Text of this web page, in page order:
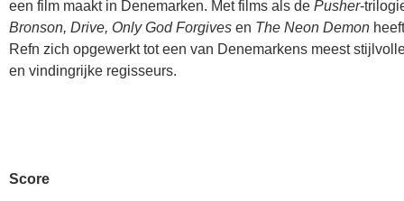
een film maakt in Denemarken. Met films als de Pusher-
Bronson, Drive, Only God Forgives en The Neon Demon heeft
Refn zich opgewerkt tot een van Denemarkens meest
en vindingrijke regisseurs.
Score